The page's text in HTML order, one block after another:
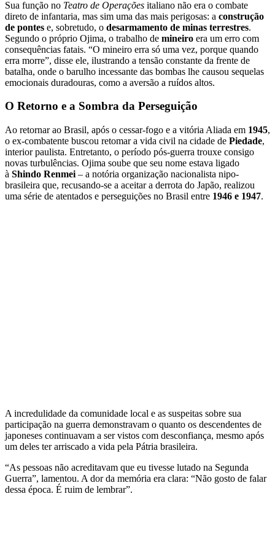
Sua função no Teatro de Operações italiano não era o combate
direto de infantaria, mas sim uma das mais perigosas: a construção
de pontes e, sobretudo, o desarmamento de minas terrestres.
Segundo o próprio Ojima, o trabalho de mineiro era um erro com
consequências fatais. “O mineiro erra só uma vez, porque quando
erra morre”, disse ele, ilustrando a tensão constante da frente de
batalha, onde o barulho incessante das bombas lhe causou sequelas
emocionais duradouras, como a aversão a ruídos altos.
O Retorno e a Sombra da Perseguição
Ao retornar ao Brasil, após o cessar-fogo e a vitória Aliada em 1945,
o ex-combatente buscou retomar a vida civil na cidade de Piedade,
interior paulista. Entretanto, o período pós-guerra trouxe consigo
novas turbulências. Ojima soube que seu nome estava ligado
à Shindo Renmei – a notória organização nacionalista nipo-
brasileira que, recusando-se a aceitar a derrota do Japão, realizou
uma série de atentados e perseguições no Brasil entre 1946 e 1947.
A incredulidade da comunidade local e as suspeitas sobre sua
participação na guerra demonstravam o quanto os descendentes de
japoneses continuavam a ser vistos com desconfiança, mesmo após
um deles ter arriscado a vida pela Pátria brasileira.
“As pessoas não acreditavam que eu tivesse lutado na Segunda
Guerra”, lamentou. A dor da memória era clara: “Não gosto de falar
dessa época. É ruim de lembrar”.